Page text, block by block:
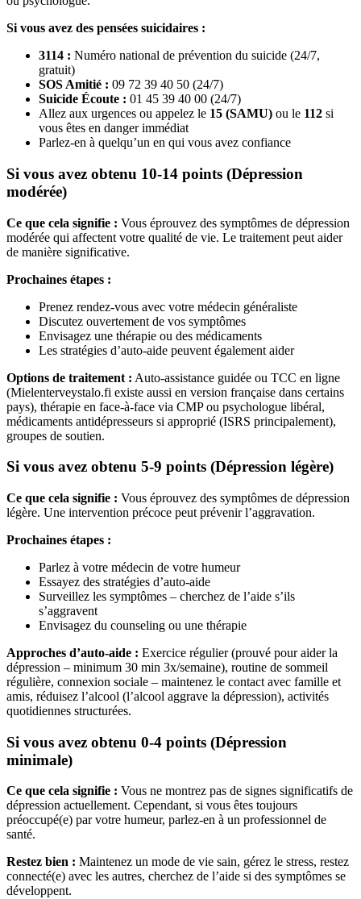
Si vous avez des pensées suicidaires :
3114 : Numéro national de prévention du suicide (24/7,
gratuit)
SOS Amitié : 09 72 39 40 50 (24/7)
Suicide Écoute : 01 45 39 40 00 (24/7)
Allez aux urgences ou appelez le 15 (SAMU) ou le 112 si
vous êtes en danger immédiat
Parlez-en à quelqu’un en qui vous avez confiance
Si vous avez obtenu 10-14 points (Dépression
modérée)
Ce que cela signifie : Vous éprouvez des symptômes de dépression
modérée qui affectent votre qualité de vie. Le traitement peut aider
de manière significative.
Prochaines étapes :
Prenez rendez-vous avec votre médecin généraliste
Discutez ouvertement de vos symptômes
Envisagez une thérapie ou des médicaments
Les stratégies d’auto-aide peuvent également aider
Options de traitement : Auto-assistance guidée ou TCC en ligne
(Mielenterveystalo.fi existe aussi en version française dans certains
pays), thérapie en face-à-face via CMP ou psychologue libéral,
médicaments antidépresseurs si approprié (ISRS principalement),
groupes de soutien.
Si vous avez obtenu 5-9 points (Dépression légère)
Ce que cela signifie : Vous éprouvez des symptômes de dépression
légère. Une intervention précoce peut prévenir l’aggravation.
Prochaines étapes :
Parlez à votre médecin de votre humeur
Essayez des stratégies d’auto-aide
Surveillez les symptômes – cherchez de l’aide s’ils
s’aggravent
Envisagez du counseling ou une thérapie
Approches d’auto-aide : Exercice régulier (prouvé pour aider la
dépression – minimum 30 min 3x/semaine), routine de sommeil
régulière, connexion sociale – maintenez le contact avec famille et
amis, réduisez l’alcool (l’alcool aggrave la dépression), activités
quotidiennes structurées.
Si vous avez obtenu 0-4 points (Dépression
minimale)
Ce que cela signifie : Vous ne montrez pas de signes significatifs de
dépression actuellement. Cependant, si vous êtes toujours
préoccupé(e) par votre humeur, parlez-en à un professionnel de
santé.
Restez bien : Maintenez un mode de vie sain, gérez le stress, restez
connecté(e) avec les autres, cherchez de l’aide si des symptômes se
développent.